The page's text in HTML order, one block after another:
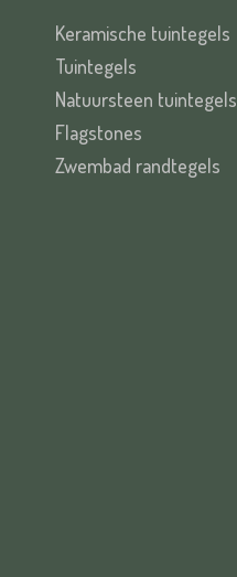
Keramische tuintegels
Tuintegels
Natuursteen tuintegels
Flagstones
Zwembad randtegels